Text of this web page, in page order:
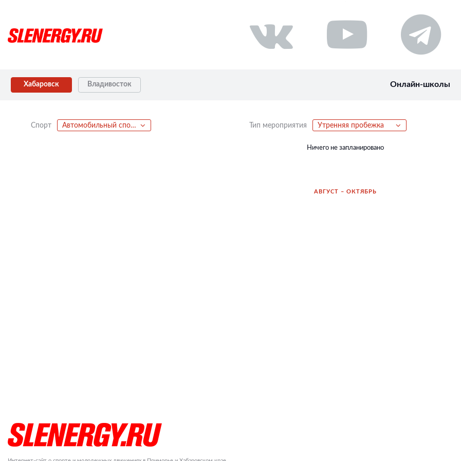
Хабаровск Владивосток Онлайн-школы
Спорт Автомобильный спорт Тип мероприятия Утренняя пробежка
Ничего не запланировано
АВГУСТ – ОКТЯБРЬ